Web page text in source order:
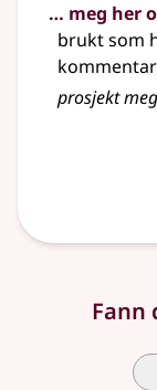
… meg her
brukt som
prosjekt
Fann